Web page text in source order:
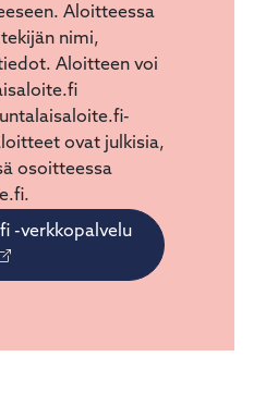
Aloitteessa
nimi,
Aloitteen voi
ovat julkisia,
osoitteessa
-verkkopalvelu